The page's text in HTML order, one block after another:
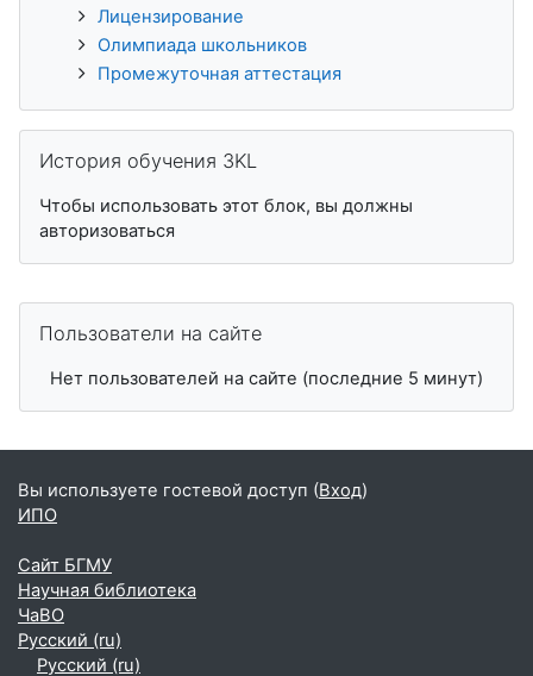
Лицензирование
Олимпиада школьников
Промежуточная аттестация
История обучения 3KL
Чтобы использовать этот блок, вы должны
авторизоваться
Пользователи на сайте
Нет пользователей на сайте (последние 5 минут)
Вы используете гостевой доступ (Вход)
ИПО
Сайт БГМУ
Научная библиотека
ЧаВО
Русский ‎(ru)‎
Русский ‎(ru)‎